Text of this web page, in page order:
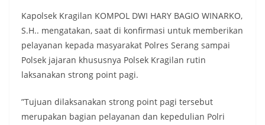
Kapolsek Kragilan KOMPOL DWI HARY BAGIO WINARKO,
S.H.. mengatakan, saat di konfirmasi untuk memberikan
pelayanan kepada masyarakat Polres Serang sampai
Polsek jajaran khususnya Polsek Kragilan rutin
laksanakan strong point pagi.
”Tujuan dilaksanakan strong point pagi tersebut
merupakan bagian pelayanan dan kepedulian Polri